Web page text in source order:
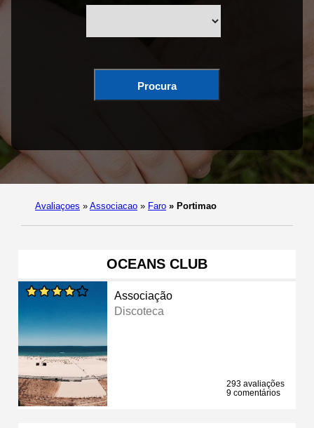
Procura
Avaliaçoes » Associacao » Faro » Portimao
OCEANS CLUB
Associação
Discoteca
293 avaliações
9 comentários